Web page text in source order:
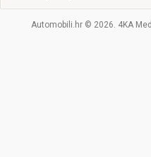
Automobili.hr © 2026. 4KA